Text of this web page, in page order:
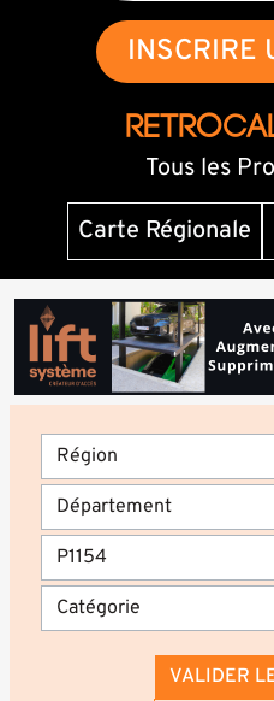
INSCRIRE
Tous les
Carte Régionale
VALIDER